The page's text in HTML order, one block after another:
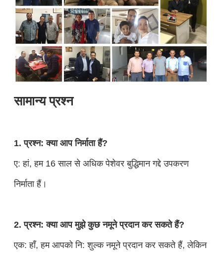
सामान्य प्रश्न
1. प्रश्न: क्या आप निर्माता हैं?
ए: हां, हम 16 साल से अधिक पेशेवर बुद्धिमान गद्दे उपकरण
निर्माता हैं।
2. प्रश्न: क्या आप मुझे कुछ नमूने प्रदान कर सकते हैं?
एक: हाँ, हम आपको नि: शुल्क नमूने प्रदान कर सकते हैं, लेकिन